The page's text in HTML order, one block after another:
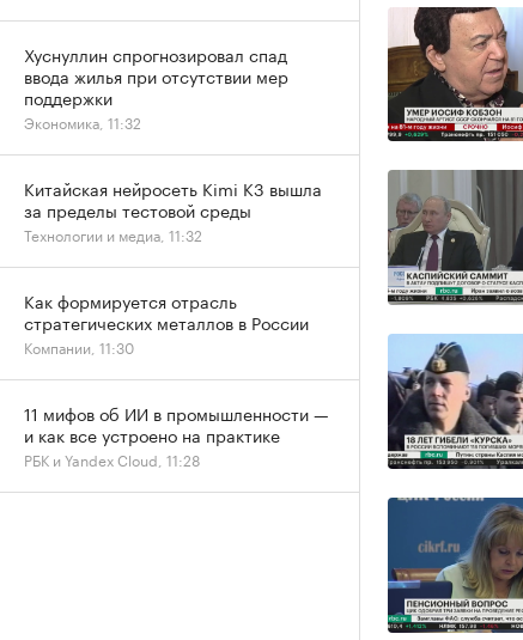
Хуснуллин спрогнозировал спад
ввода жилья при отсутствии мер
поддержки
Экономика, 11:32
Китайская нейросеть Kimi K3 вышла
за пределы тестовой среды
Технологии и медиа, 11:32
Как формируется отрасль
стратегических металлов в России
Компании, 11:30
11 мифов об ИИ в промышленности —
и как все устроено на практике
РБК и Yandex Cloud, 11:28